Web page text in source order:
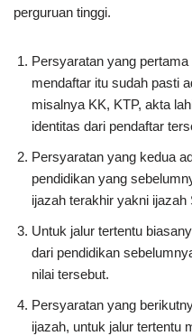
perguruan tinggi.
Persyaratan yang
mendaftar itu sudah pasti
misalnya KK, KTP, akta
identitas dari pendaftar
Persyaratan yang kedua
pendidikan yang
ijazah terakhir yakni ijazah
Untuk jalur tertentu
dari pendidikan
nilai tersebut.
Persyaratan yang
ijazah, untuk jalur tertentu